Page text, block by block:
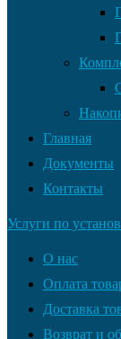
Главная
Документы
Контакты
Услуги по
О нас
Оплата
Доставка
Возврат и